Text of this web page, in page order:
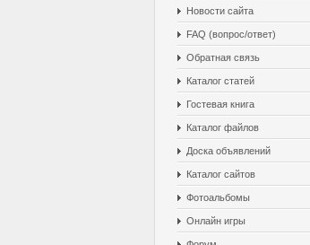
Новости сайта
FAQ (вопрос/ответ)
Обратная связь
Каталог статей
Гостевая книга
Каталог файлов
Доска объявлений
Каталог сайтов
Фотоальбомы
Онлайн игры